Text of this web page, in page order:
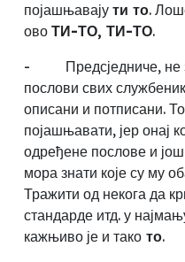
појашњавају ти то.
ово ТИ-ТО, ТИ-ТО.
-
Предсједниче,
послови свих
описани и потписани.
појашњавати, јер онај
одређене послове и
мора знати које су му
Тражити од некога да
стандарде итд. у
кажњиво је и тако то.